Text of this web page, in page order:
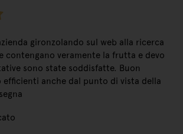
gironzolando sul web alla ricerca
contengano veramente la frutta e devo
sono state soddisfatte. Buon
anche dal punto di vista della